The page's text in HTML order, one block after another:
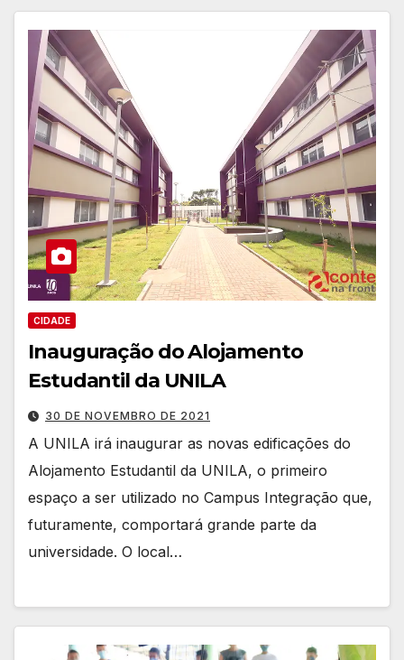
CIDADE
Inauguração do Alojamento
Estudantil da UNILA
30 DE NOVEMBRO DE 2021
A UNILA irá inaugurar as novas edificações do
Alojamento Estudantil da UNILA, o primeiro
espaço a ser utilizado no Campus Integração que,
futuramente, comportará grande parte da
universidade. O local…